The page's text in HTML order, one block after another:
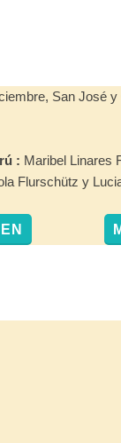
San José
: Maribel Linares
Flurschütz y